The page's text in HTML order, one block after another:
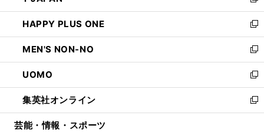
開
く
ウ
で
開
く
ン
ド
ウ
で
開
く
ウ
ィ
ン
ド
ウ
で
開
く
し
い
ウ
ィ
ン
ド
ウ
で
開
HAPPY PLUS ONE
新
し
い
ウ
ィ
ン
ド
ウ
MEN'S NON-NO
新
し
い
ウ
ィ
ン
UOMO
新
し
い
ウ
集英社オンライン
新
し
芸能・情報・スポーツ